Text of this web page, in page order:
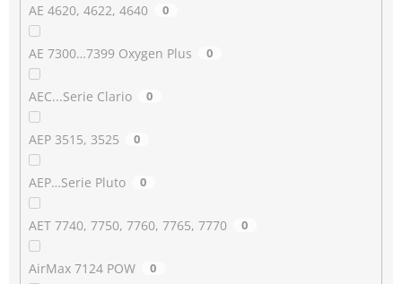
AE 4620, 4622, 4640 0
AE 7300…7399 Oxygen Plus 0
AEC...Serie Clario 0
AEP 3515, 3525 0
AEP…Serie Pluto 0
AET 7740, 7750, 7760, 7765, 7770 0
AirMax 7124 POW 0